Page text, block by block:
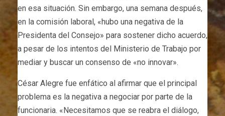
en esa situación. Sin embargo, una semana después,
en la comisión laboral, «hubo una negativa de la
Presidenta del Consejo» para sostener dicho acuerdo,
a pesar de los intentos del Ministerio de Trabajo por
mediar y buscar un consenso de «no innovar».
César Alegre fue enfático al afirmar que el principal
problema es la negativa a negociar por parte de la
funcionaria. «Necesitamos que se reabra el diálogo,